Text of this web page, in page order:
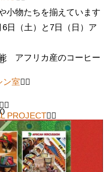
ン室
PROJECT
小物たちを揃えています
日（土）と7日（日）ア
アフリカ産のコーヒー